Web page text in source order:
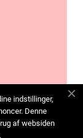
indstillinger,
Denne
af websiden